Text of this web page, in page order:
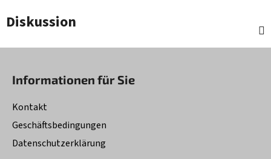
Diskussion
Informationen für Sie
Kontakt
Geschäftsbedingungen
Datenschutzerklärung